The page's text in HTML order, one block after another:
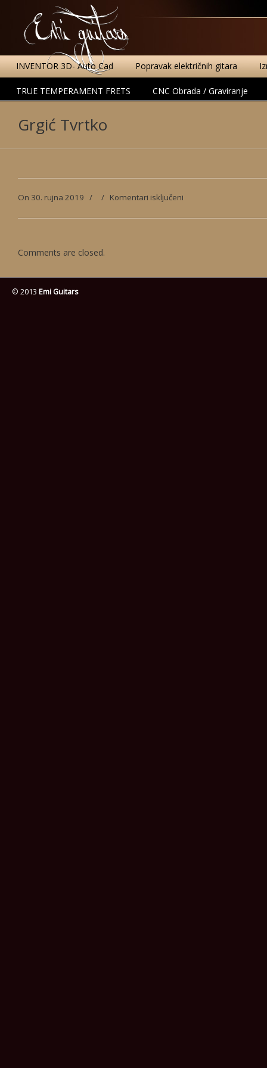
INVENTOR 3D- Auto Cad Popravak električnih gitara
TRUE TEMPERAMENT FRETS CNC Obrada / Graviranje
Grgić Tvrtko
On 30. rujna 2019 / / Komentari isključeni
Comments are closed.
© 2013 Emi Guitars